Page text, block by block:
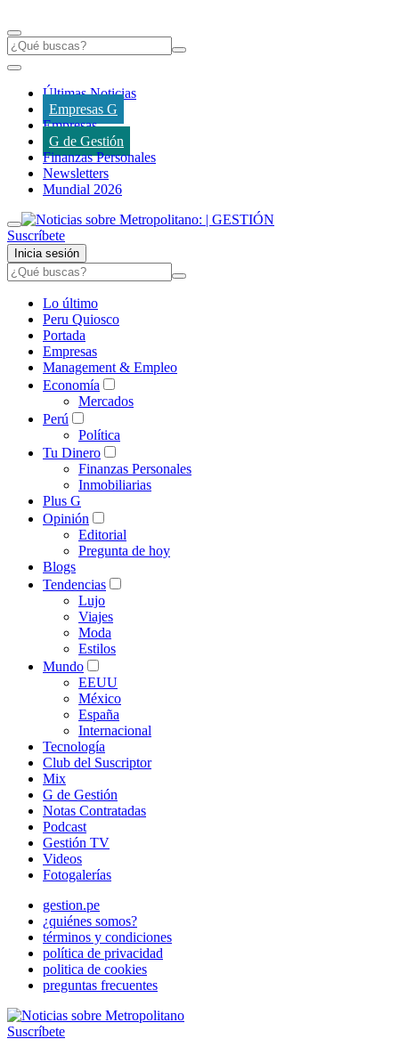
Últimas Noticias
Empresas G
Empresas
G de Gestión
Finanzas Personales
Newsletters
Mundial 2026
Suscríbete
Inicia sesión
Lo último
Peru Quiosco
Portada
Empresas
Management & Empleo
Economía
Mercados
Perú
Política
Tu Dinero
Finanzas Personales
Inmobiliarias
Plus G
Opinión
Editorial
Pregunta de hoy
Blogs
Tendencias
Lujo
Viajes
Moda
Estilos
Mundo
EEUU
México
España
Internacional
Tecnología
Club del Suscriptor
Mix
G de Gestión
Notas Contratadas
Podcast
Gestión TV
Videos
Fotogalerías
gestion.pe
¿quiénes somos?
términos y condiciones
política de privacidad
politica de cookies
preguntas frecuentes
Suscríbete